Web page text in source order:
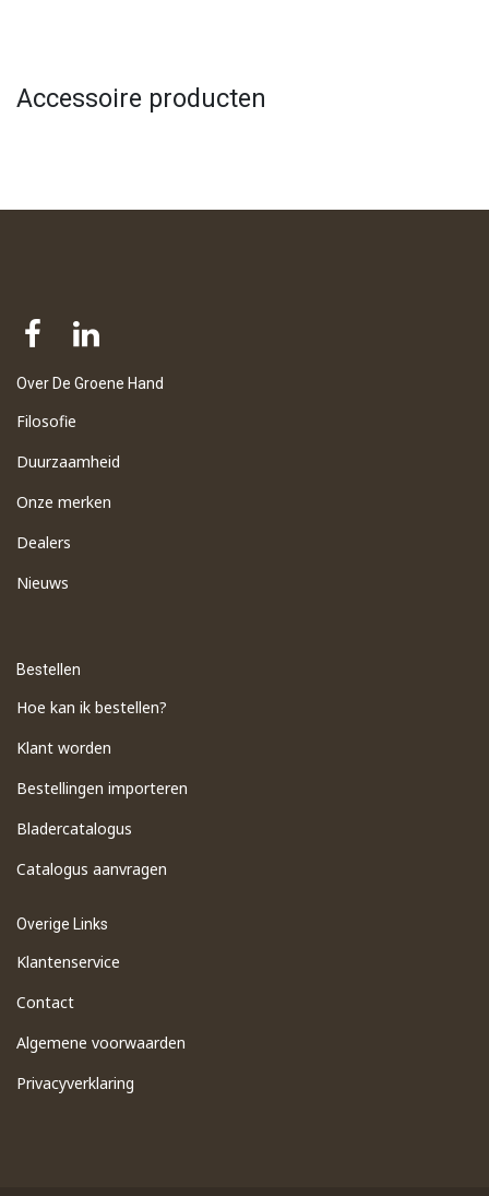
Accessoire producten
Over De Groene Hand
Filosofie
Duurzaamheid
Onze merken
Dealers
Nieuws
Bestellen
Hoe kan ik bestellen?
Klant worden
Bestellingen importeren
​Bladercatalogus
​Catalogus aanvragen
Overige Links
Klantenservice
Contact
Algemene voorwaarden
Privacyverklaring